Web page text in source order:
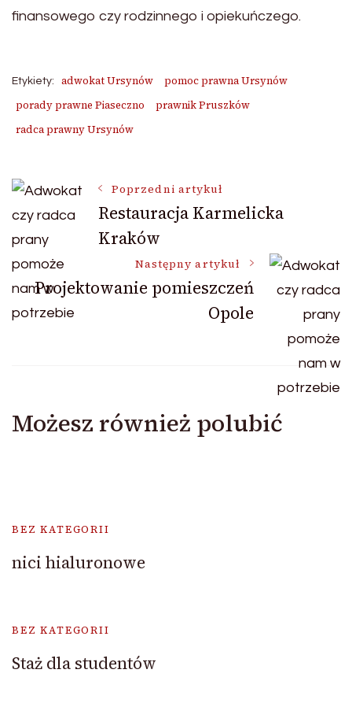
finansowego czy rodzinnego i opiekuńczego.
Etykiety: adwokat Ursynów
pomoc prawna Ursynów
porady prawne Piaseczno
prawnik Pruszków
radca prawny Ursynów
Nawigacja
wpisu
Poprzedni artykuł
Restauracja Karmelicka
Kraków
Następny artykuł
Projektowanie pomieszczeń
Opole
Możesz również polubić
BEZ KATEGORII
nici hialuronowe
BEZ KATEGORII
Staż dla studentów